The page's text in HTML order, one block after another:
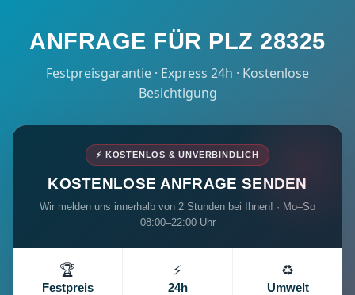
ANFRAGE FÜR PLZ 28325
Festpreisgarantie · Express 24h · Kostenlose
Besichtigung
⚡ KOSTENLOS & UNVERBINDLICH
KOSTENLOSE ANFRAGE SENDEN
Wir melden uns innerhalb von 2 Stunden bei Ihnen! · Mo–So
08:00–22:00 Uhr
🏆
Festpreis
⚡
24h
♻️
Umwelt